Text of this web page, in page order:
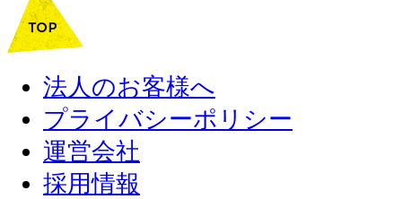
法人のお客様へ
プライバシーポリシー
運営会社
採用情報